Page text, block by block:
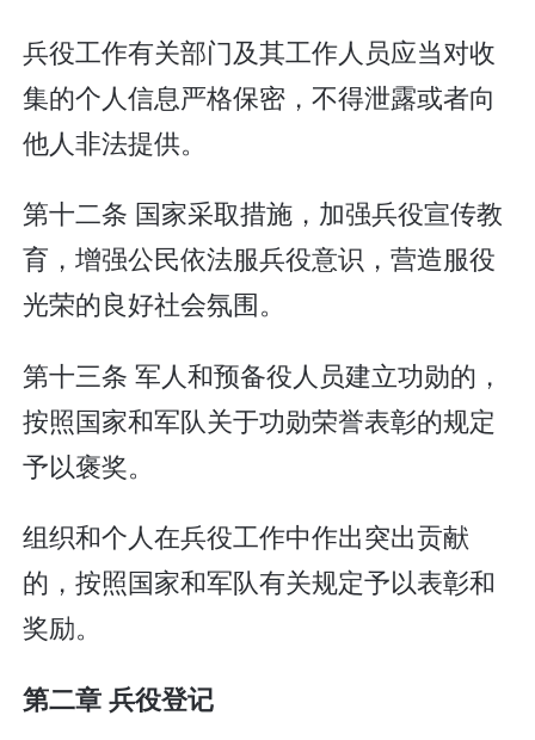
兵役工作有关部门及其工作人员应当对收
集的个人信息严格保密，不得泄露或者向
他人非法提供。
第十二条 国家采取措施，加强兵役宣传教
育，增强公民依法服兵役意识，营造服役
光荣的良好社会氛围。
第十三条 军人和预备役人员建立功勋的，
按照国家和军队关于功勋荣誉表彰的规定
予以褒奖。
组织和个人在兵役工作中作出突出贡献
的，按照国家和军队有关规定予以表彰和
奖励。
第二章 兵役登记